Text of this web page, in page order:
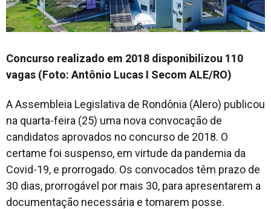
Concurso realizado em 2018 disponibilizou 110
vagas (Foto: Antônio Lucas I Secom ALE/RO)
A Assembleia Legislativa de Rondônia (Alero) publicou
na quarta-feira (25) uma nova convocação de
candidatos aprovados no concurso de 2018. O
certame foi suspenso, em virtude da pandemia da
Covid-19, e prorrogado. Os convocados têm prazo de
30 dias, prorrogável por mais 30, para apresentarem a
documentação necessária e tomarem posse.